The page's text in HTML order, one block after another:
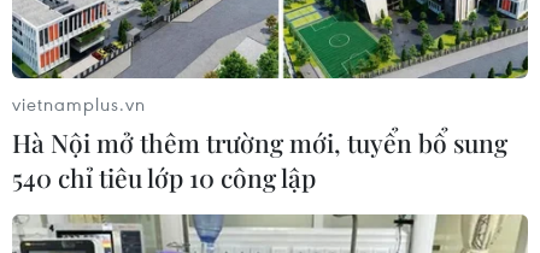
#Hà Nội đêm không ngủ
#HaNoi Midnight Sale
#mua sắm trực tuyến
#Black Friday #Hà Nội
Theo dõi VietnamPlus
vietnamplus.vn
Hà Nội mở thêm trường mới, tuyển bổ sung
540 chỉ tiêu lớp 10 công lập